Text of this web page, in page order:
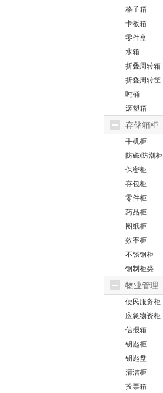
格子箱
卡板箱
零件盒
水箱
折叠周转箱
折叠周转筐
吨桶
滚塑箱
存储箱柜
手机柜
防磁/防潮柜
保密柜
存包柜
零件柜
药品柜
图纸柜
效率柜
不锈钢柜
钢制柜类
物业管理
便民服务柜
应急物资柜
信报箱
钥匙柜
钥匙盘
清洁柜
投票箱